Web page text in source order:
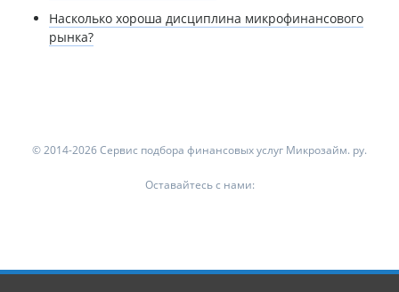
Насколько хороша дисциплина микрофинансового
рынка?
© 2014-2026 Сервис подбора финансовых услуг Микрозайм. ру.
Оставайтесь с нами: